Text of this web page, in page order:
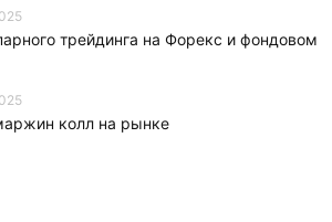
трейдинга на Форекс и фондовом
колл на рынке